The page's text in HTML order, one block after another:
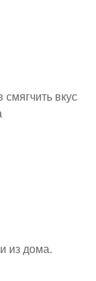
вкус
из дома.